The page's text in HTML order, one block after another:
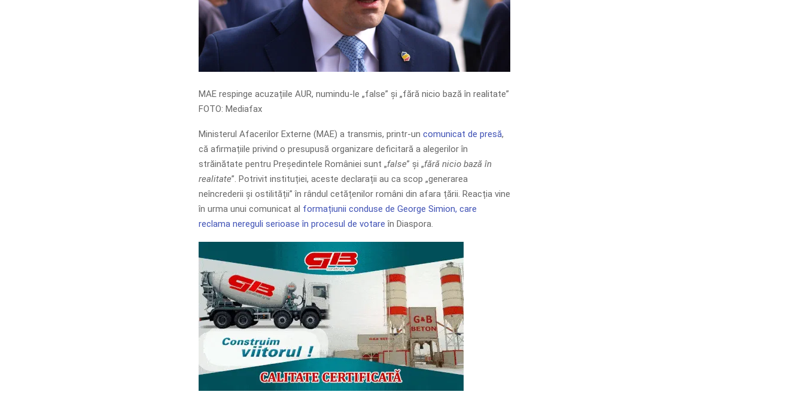
MAE respinge acuzațiile AUR, numindu-le „false” și „fără nicio bază în realitate”
FOTO: Mediafax
Ministerul Afacerilor Externe (MAE) a transmis, printr-un comunicat de presă,
că afirmațiile privind o presupusă organizare deficitară a alegerilor în
străinătate pentru Președintele României sunt „false” și „fără nicio bază în
realitate”. Potrivit instituției, aceste declarații au ca scop „generarea
neîncrederii și ostilității” în rândul cetățenilor români din afara țării. Reacția vine
în urma unui comunicat al formațiunii conduse de George Simion, care
reclama nereguli serioase în procesul de votare în Diaspora.